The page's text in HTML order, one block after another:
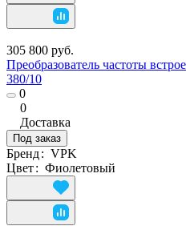
305 800 руб.
Преобразователь частоты
380/10
0
0
Доставка
Под заказ
Бренд: VPK
Цвет: Фиолетовый